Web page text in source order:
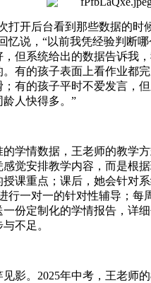
打开后台看到那些数据的时
忆说，“以前我凭经验判断
但系统给出的数据告诉我
有的孩子表面上看作业都
有的孩子平时不爱发言，
人快得多。”
的学情数据，王老师的教学
感觉安排教学内容，而是根
课重点；课后，她会针对
行一对一的针对性辅导；每
份定制化的学情报告，详
不足。
见影。2025年中考，王老师